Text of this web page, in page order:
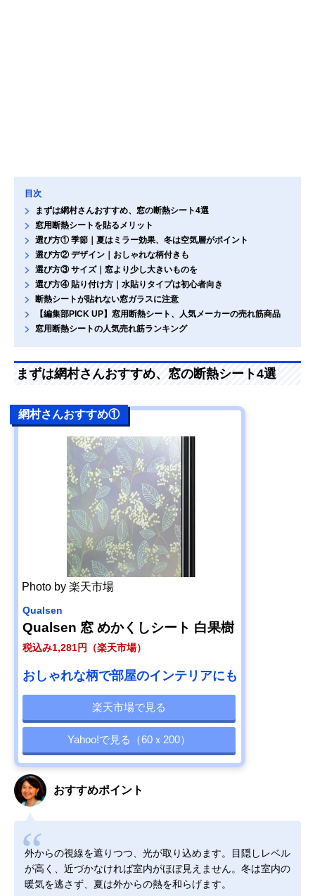
目次
まずは網村さんおすすめ、窓の断熱シート4選
窓用断熱シートを貼るメリット
選び方① 季節｜夏はミラー効果、冬は空気層がポイント
選び方② デザイン｜おしゃれな柄付きも
選び方③ サイズ｜窓より少し大きいものを
選び方④ 貼り付け方｜水貼りタイプは初心者向き
断熱シートが貼れない窓ガラスに注意
【編集部PICK UP】窓用断熱シート、人気メーカーの売れ筋商品
窓用断熱シートの人気売れ筋ランキング
まずは網村さんおすすめ、窓の断熱シート4選
網村さんおすすめ①
Photo by 楽天市場
Qualsen
Qualsen 窓 めかくしシート 白果樹
税込み1,281円（楽天市場）
おしゃれな柄で部屋のインテリアにも
楽天市場で見る
Yahoo!で見る（60ｘ200）
おすすめポイント
外からの視線を遮りつつ、光が取り込めます。目隠しレベル
が高く、近づかなければ室内がほぼ見えません。冬は室内の
暖気を逃さず、夏は外からの熱を和らげます。